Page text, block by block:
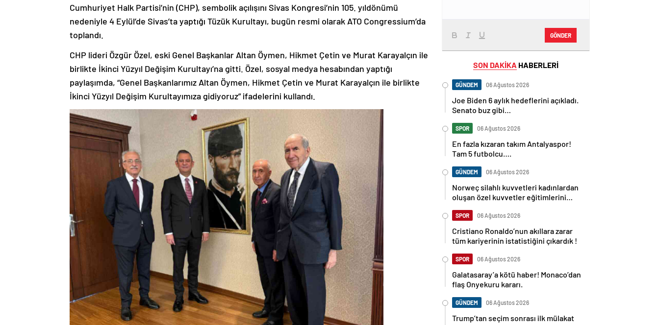
Cumhuriyet Halk Partisi’nin (CHP), sembolik açılışını Sivas Kongresi’nin 105. yıldönümü
nedeniyle 4 Eylül’de Sivas’ta yaptığı Tüzük Kurultayı, bugün resmi olarak ATO Congressium’da
toplandı.
CHP lideri Özgür Özel, eski Genel Başkanlar Altan Öymen, Hikmet Çetin ve Murat Karayalçın ile
birlikte İkinci Yüzyıl Değişim Kurultayı’na gitti. Özel, sosyal medya hesabından yaptığı
paylaşımda, “Genel Başkanlarımız Altan Öymen, Hikmet Çetin ve Murat Karayalçın ile birlikte
İkinci Yüzyıl Değişim Kurultayımıza gidiyoruz” ifadelerini kullandı.
GÖNDER
SON DAKİKA HABERLERİ
GÜNDEM 06 Ağustos 2026
Joe Biden 6 aylık hedeflerini açıkladı.
Senato buz gibi…
SPOR 06 Ağustos 2026
En fazla kızaran takım Antalyaspor!
Tam 5 futbolcu….
GÜNDEM 06 Ağustos 2026
Norweç silahlı kuvvetleri kadınlardan
oluşan özel kuvvetler eğitimlerini
SPOR 06 Ağustos 2026
Cristiano Ronaldo’nun akıllara zarar
tüm kariyerinin istatistiğini çıkardık !
SPOR 06 Ağustos 2026
Galatasaray’a kötü haber! Monaco’dan
flaş Onyekuru kararı.
GÜNDEM 06 Ağustos 2026
Trump’tan seçim sonrası ilk mülakat